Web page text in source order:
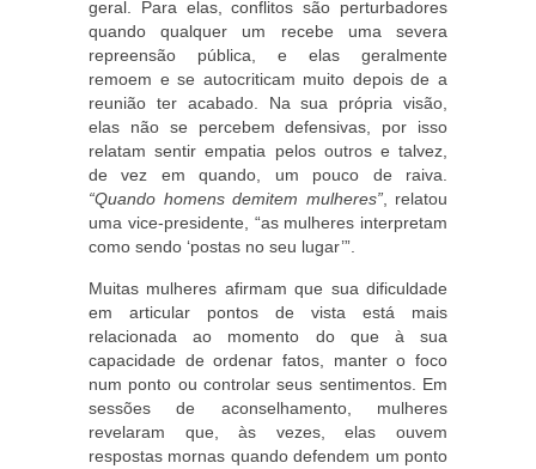
geral. Para elas, conflitos são perturbadores
quando qualquer um recebe uma severa
repreensão pública, e elas geralmente
remoem e se autocriticam muito depois de a
reunião ter acabado. Na sua própria visão,
elas não se percebem defensivas, por isso
relatam sentir empatia pelos outros e talvez,
de vez em quando, um pouco de raiva.
“Quando homens demitem mulheres”, relatou
uma vice-presidente, “as mulheres interpretam
como sendo ‘postas no seu lugar’”.
Muitas mulheres afirmam que sua dificuldade
em articular pontos de vista está mais
relacionada ao momento do que à sua
capacidade de ordenar fatos, manter o foco
num ponto ou controlar seus sentimentos. Em
sessões de aconselhamento, mulheres
revelaram que, às vezes, elas ouvem
respostas mornas quando defendem um ponto